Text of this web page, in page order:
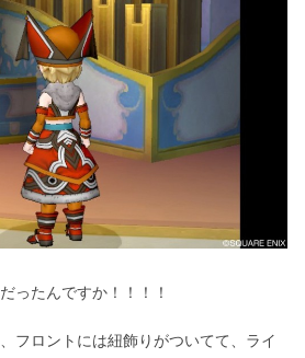
ったんですか！！！！
フロントには紐飾りがついてて、ライ